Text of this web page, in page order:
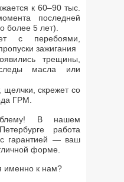
к 60–90 тыс.
последней
более 5 лет).
с перебоями,
зажигания
трещины,
следы масла или
скрежет со
ГРМ.
В нашем
работа
гарантией — ваш
форме.
именно к нам?